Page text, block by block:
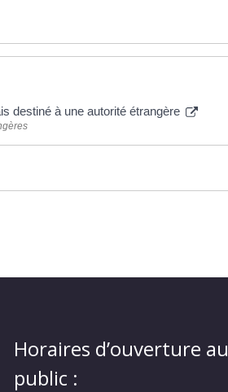
destiné à une autorité étrangère
Horaires d’ouverture au
public :